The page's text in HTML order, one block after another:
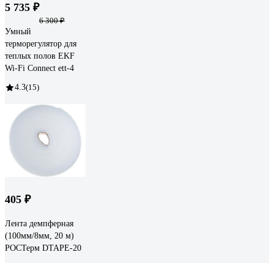
5 735 ₽
6 300 ₽
Умный
терморегулятор для
теплых полов EKF
Wi-Fi Connect ett-4
4.3(15)
405 ₽
Лента демпферная
(100мм/8мм, 20 м)
РОСТерм DTAPE-20